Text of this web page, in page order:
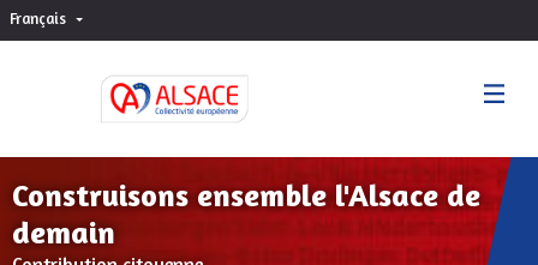
Français Choisir la langue
Construisons ensemble l'Alsace de
demain